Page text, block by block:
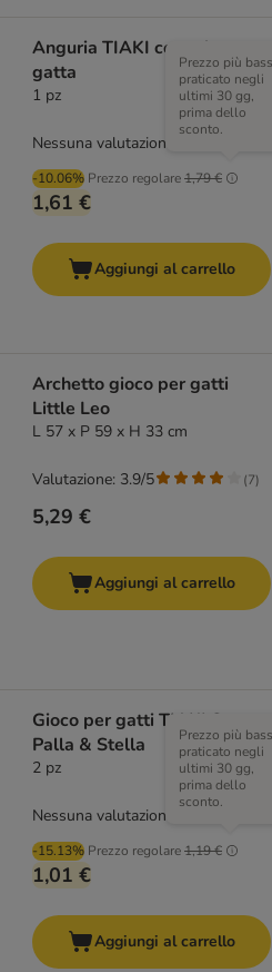
Anguria TIAKI con erba
gatta
1 pz
-10.06% Prezzo regolare1,79 €
Prezzo più
praticato negli
ultimi 30 gg,
prima dello
sconto.
1,61 €
Nessuna valutazione
Aggiungi al carrello
Archetto gioco per gatti
Little Leo
L 57 x P 59 x H 33 cm
5,29 €
Valutazione: 3.9/5 (7)
Aggiungi al carrello
Gioco per gatti TIAKI Set
Palla & Stella
2 pz
-15.13% Prezzo regolare1,19 €
Prezzo più
praticato negli
ultimi 30 gg,
prima dello
sconto.
1,01 €
Nessuna valutazione
Aggiungi al carrello